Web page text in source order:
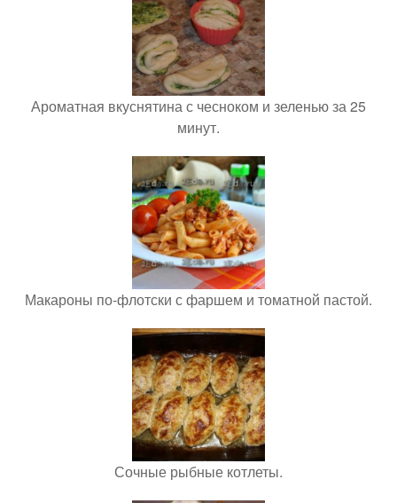
Ароматная вкуснятина с чесноком и зеленью за 25
минут.
Макароны по-флотски с фаршем и томатной пастой.
Сочные рыбные котлеты.